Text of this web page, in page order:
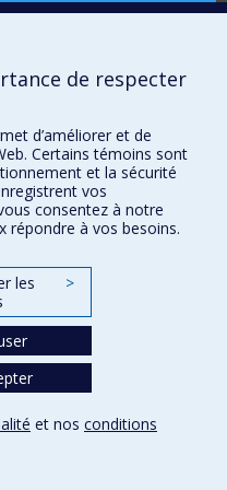
Université de
de respecter
d’améliorer et de
Certains témoins sont
et la sécurité
vos
consentez à notre
répondre à vos besoins.
les
>
et nos conditions